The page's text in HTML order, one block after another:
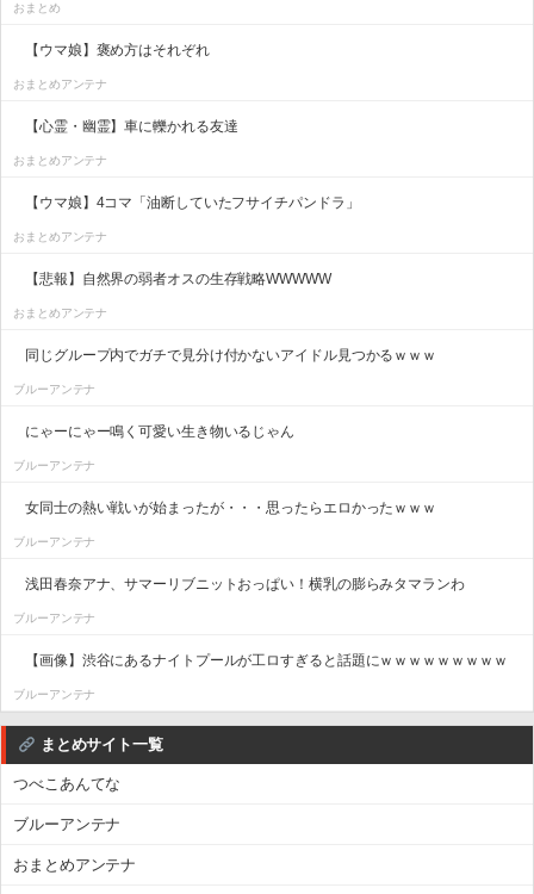
おまとめ
【ウマ娘】褒め方はそれぞれ
おまとめアンテナ
【心霊・幽霊】車に轢かれる友達
おまとめアンテナ
【ウマ娘】4コマ「油断していたフサイチパンドラ」
おまとめアンテナ
【悲報】自然界の弱者オスの生存戦略WWWWW
おまとめアンテナ
同じグループ内でガチで見分け付かないアイドル見つかるｗｗｗ
ブルーアンテナ
にゃーにゃー鳴く可愛い生き物いるじゃん
ブルーアンテナ
女同士の熱い戦いが始まったが・・・思ったらエロかったｗｗｗ
ブルーアンテナ
浅田春奈アナ、サマーリブニットおっぱい！横乳の膨らみタマランわ
ブルーアンテナ
【画像】渋谷にあるナイトプールが工ロすぎると話題にｗｗｗｗｗｗｗｗｗ
ブルーアンテナ
まとめサイト一覧
つべこあんてな
ブルーアンテナ
おまとめアンテナ